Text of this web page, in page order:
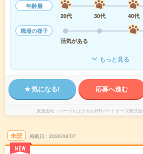
年齢層
20代
30代 40代
職場の様子
活気がある
もっと見る
気になる! 応募へ進む
派遣会社 パーソルエクセルHRパートナーズ株式会
未読
NEW
掲載日 2026/08/07